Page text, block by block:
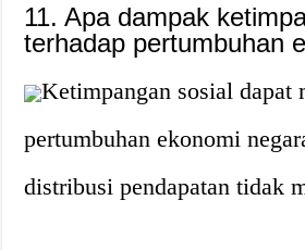
11. Apa dampak
terhadap pertumbuhan
Ketimpangan sosial dapat
pertumbuhan ekonomi
distribusi pendapatan tidak